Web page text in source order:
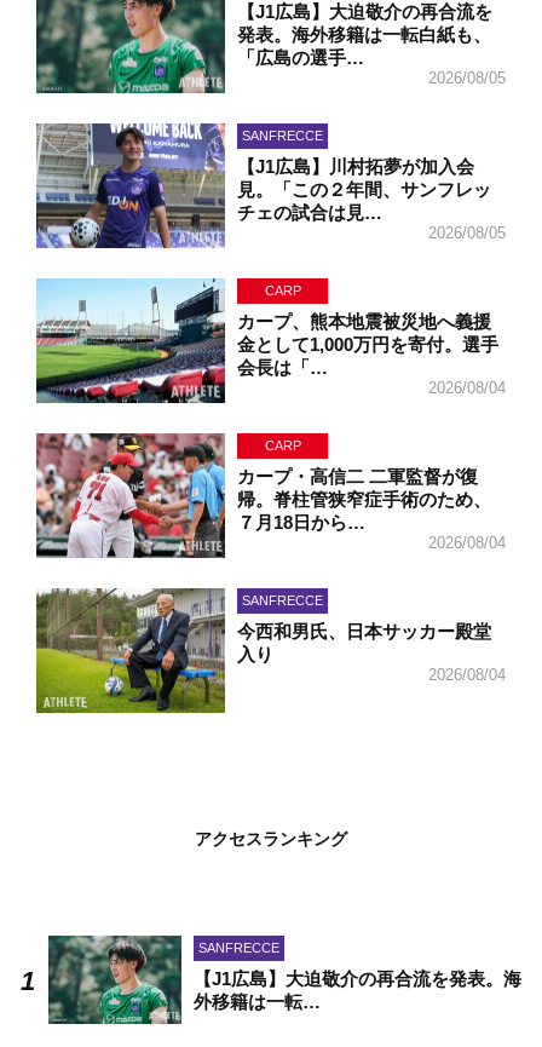
【J1広島】大迫敬介の再合流を
発表。海外移籍は一転白紙も、
「広島の選手…
2026/08/05
SANFRECCE
【J1広島】川村拓夢が加入会
見。「この２年間、サンフレッ
チェの試合は見…
2026/08/05
CARP
カープ、熊本地震被災地へ義援
金として1,000万円を寄付。選手
会長は「…
2026/08/04
CARP
カープ・高信二 二軍監督が復
帰。脊柱管狭窄症手術のため、
７月18日から…
2026/08/04
SANFRECCE
今西和男氏、日本サッカー殿堂
入り
2026/08/04
アクセスランキング
SANFRECCE
【J1広島】大迫敬介の再合流を発表。海
外移籍は一転…